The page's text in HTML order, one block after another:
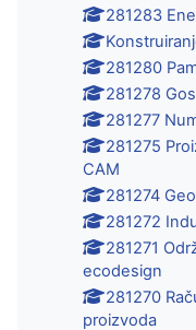
281283
281280
281278
281277
281275
CAM
281274
281272
281271
ecodesign
281270
proizvoda